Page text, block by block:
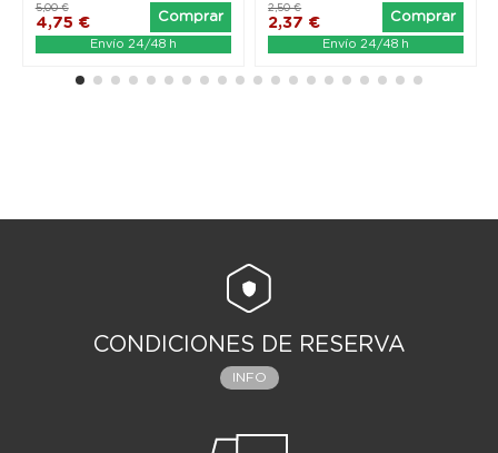
4,75 €
5,00 €
Comprar
Envío 24/48 h
2,37 €
2,50 €
Comprar
Envío 24/48 h
CONDICIONES DE RESERVA
INFO